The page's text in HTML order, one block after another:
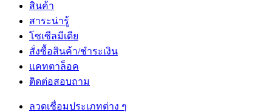
สินค้า
สาระน่ารู้
โซเซีลมีเดีย
สั่งซื้อสินค้า/ชำระเงิน
แคทตาล็อค
ติดต่อสอบถาม
ลวดเชื่อมประเภทต่าง ๆ